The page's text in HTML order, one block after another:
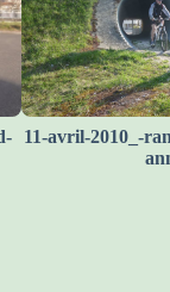
11-avril-2010_-